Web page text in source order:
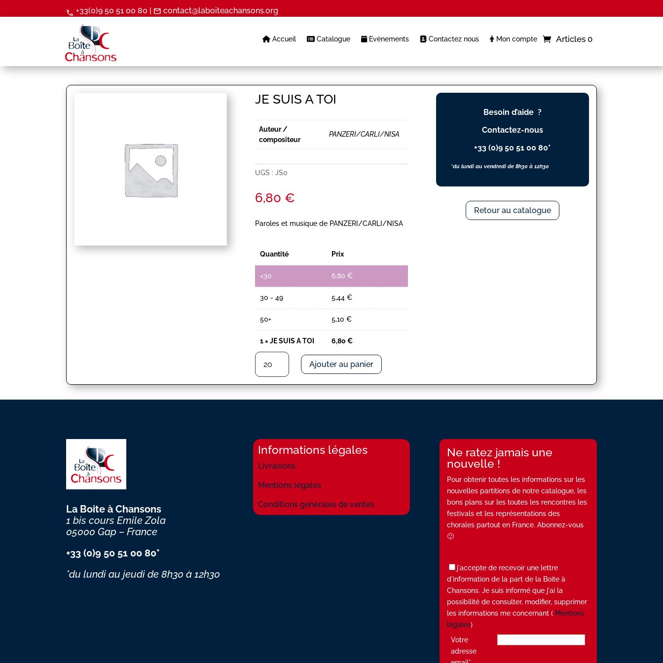
call +33(0)9 50 51 00 80 | mail contact@laboiteachansons.org
Accueil Catalogue Evènements Contactez nous Mon compte Articles 0
JE SUIS A TOI
Auteur /
compositeur
PANZERI/CARLI/NISA
UGS :JS0
6,80 €
Paroles et musique de PANZERI/CARLI/NISA
Quantité Prix
<30 6,80 €
30 - 49 5,44 €
50+ 5,10 €
1 ×JE SUIS A TOI 6,80 €
quantité
JE
SUIS
A
Ajouter au panier
Besoin d’aide ?
Contactez-nous
+33 (0)9 50 51 00 80*
*du lundi au vendredi de 8h30 à 12h30
Retour au catalogue
La Boite à Chansons
1 bis cours Emile Zola
05000 Gap – France
+33 (0)9 50 51 00 80*
*du lundi au jeudide 8h30 à 12h30
Informations légales
Livraisons
Mentions légales
Conditions générales de ventes
Ne ratez jamais une
nouvelle !
Pour obtenir toutes les informations sur les
nouvelles partitions de notre catalogue, les
bons plans sur les toutes les rencontres les
festivals et les représentations des
chorales partout en France. Abonnez-vous
🙂
j'accepte de recevoir une lettre
d'information de la part de la Boite à
Chansons. Je suis informé que j'ai la
possibilité de consulter, modifier, supprimer
les informations me concernant ( Mentions
légales)
Votre
adresse